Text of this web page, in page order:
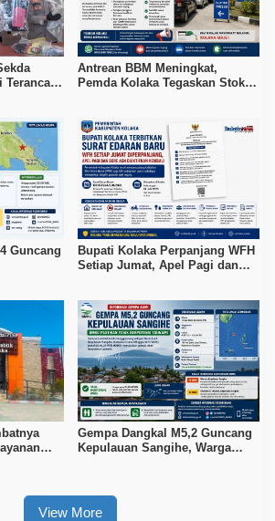
Terancam
Antrean BBM Meningkat,
Pemda Kolaka Tegaskan Stok
Guncang
Bupati Kolaka Perpanjang WFH
Setiap Jumat, Apel Pagi dan
Gempa Dangkal M5,2 Guncang
Kepulauan Sangihe, Warga
View More